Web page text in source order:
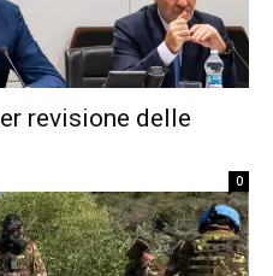
revisione delle
0